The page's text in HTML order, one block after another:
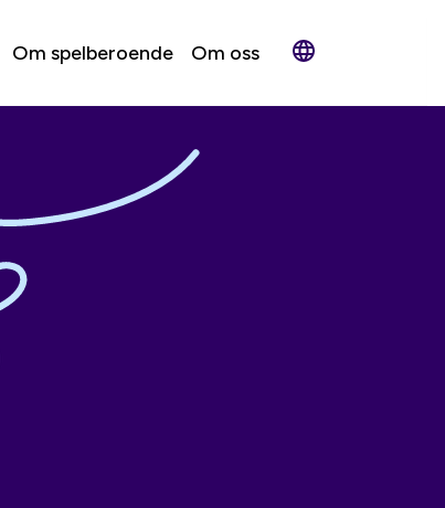
Om spelberoende Om oss